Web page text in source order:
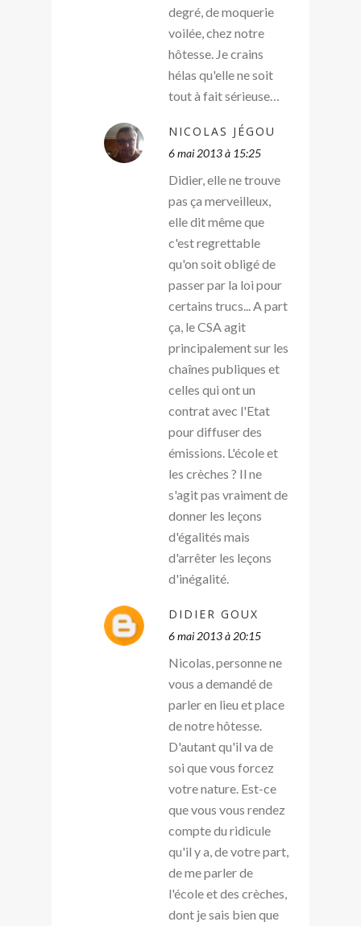
degré, de moquerie
voilée, chez notre
hôtesse. Je crains
hélas qu'elle ne soit
tout à fait sérieuse…
NICOLAS JÉGOU
6 mai 2013 à 15:25
Didier, elle ne trouve
pas ça merveilleux,
elle dit même que
c'est regrettable
qu'on soit obligé de
passer par la loi pour
certains trucs... A part
ça, le CSA agit
principalement sur les
chaînes publiques et
celles qui ont un
contrat avec l'Etat
pour diffuser des
émissions. L'école et
les crèches ? Il ne
s'agit pas vraiment de
donner les leçons
d'égalités mais
d'arrêter les leçons
d'inégalité.
DIDIER GOUX
6 mai 2013 à 20:15
Nicolas, personne ne
vous a demandé de
parler en lieu et place
de notre hôtesse.
D'autant qu'il va de
soi que vous forcez
votre nature. Est-ce
que vous vous rendez
compte du ridicule
qu'il y a, de votre part,
de me parler de
l'école et des crèches,
dont je sais bien que